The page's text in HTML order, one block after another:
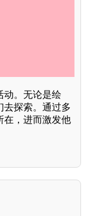
动。无论是绘
去探索。通过多
在，进而激发他